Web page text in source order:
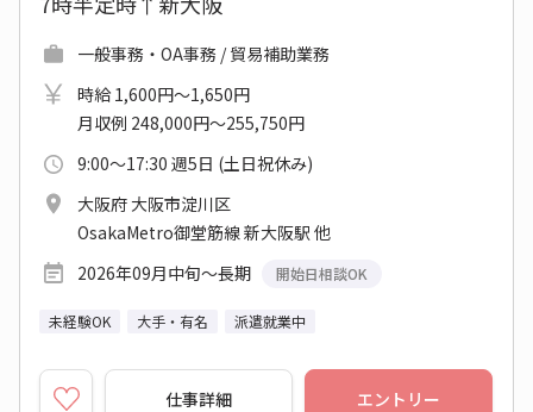
一般事務・OA事務 / 貿易補助業務
時給 1,600円～1,650円
月収例 248,000円～255,750円
9:00～17:30 週5日 (土日祝休み)
大阪府 大阪市淀川区
OsakaMetro御堂筋線 新大阪駅 他
2026年09月中旬～長期
開始日相談OK
未経験OK 大手・有名 派遣就業中
仕事詳細 エントリー